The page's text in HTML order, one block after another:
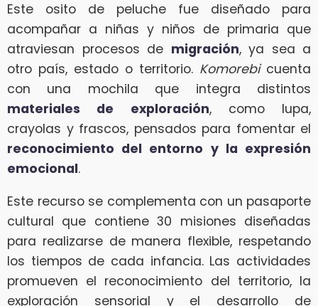
Este osito de peluche fue diseñado para
acompañar a niñas y niños de primaria que
atraviesan procesos de migración, ya sea a
otro país, estado o territorio. Komorebicuenta
con una mochila que integra distintos
materiales de exploración, como lupa,
crayolas y frascos, pensados para fomentar el
reconocimiento del entorno y la expresión
emocional.
Este recurso se complementa con un pasaporte
cultural que contiene 30 misiones diseñadas
para realizarse de manera flexible, respetando
los tiempos de cada infancia. Las actividades
promueven el reconocimiento del territorio, la
exploración sensorial y el desarrollo de